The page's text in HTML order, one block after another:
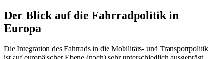
Der Blick auf die Fahrradpolitik in
Europa
Die Integration des Fahrrads in die Mobilitäts- und Transportpolitik